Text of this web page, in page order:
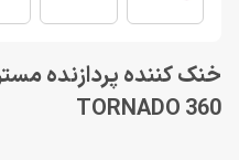
TORNADO 360